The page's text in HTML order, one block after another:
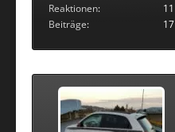
Reaktionen
11
Beiträge
17